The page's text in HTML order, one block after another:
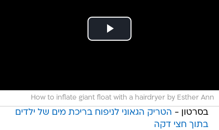
How to inflate giant float with a hairdryer by Esther Ann
בסרטון - הטריק הגאוני לניפוח בריכת מים של ילדים
בתוך חצי דקה